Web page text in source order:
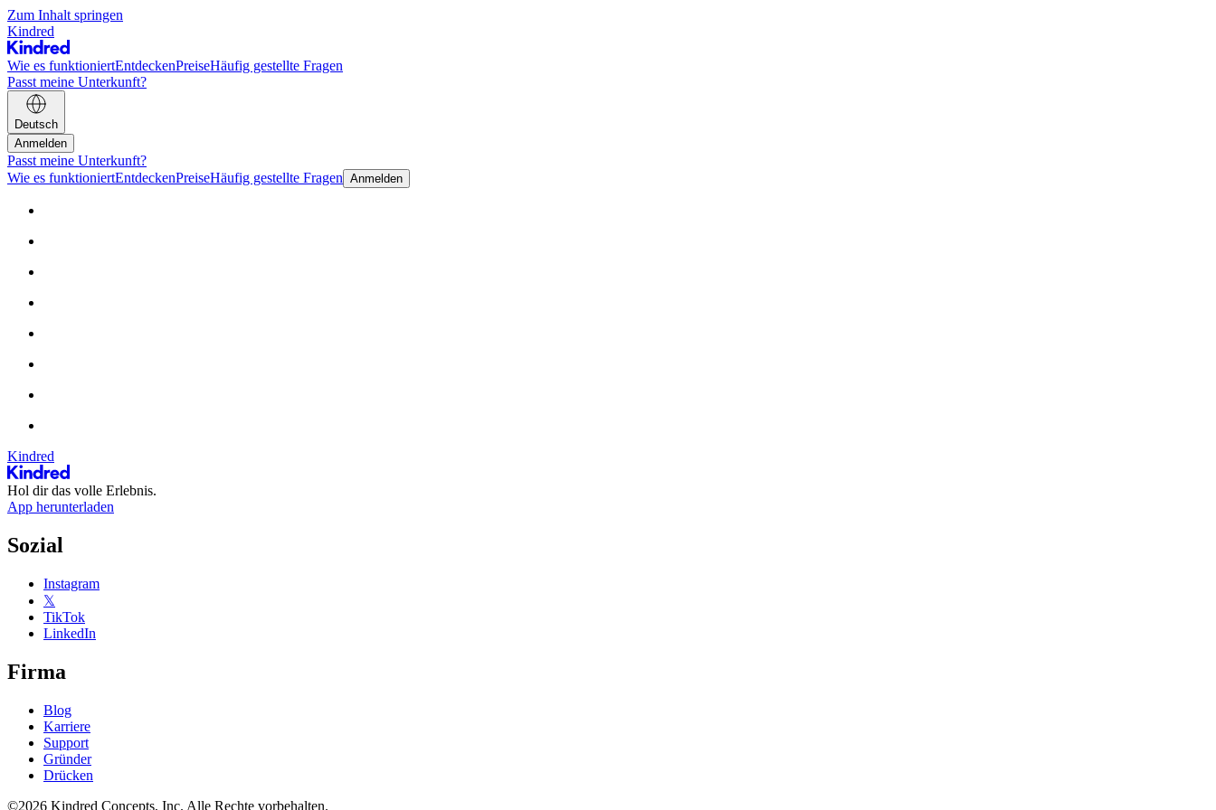
Zum Inhalt springen
Kindred
Wie es funktioniertEntdeckenPreiseHäufig gestellte Fragen
Passt meine Unterkunft?
Deutsch
Anmelden
Passt meine Unterkunft?
Wie es funktioniertEntdeckenPreiseHäufig gestellte Fragen Anmelden
Kindred
Hol dir das volle Erlebnis.
App herunterladen
Sozial
Instagram
𝕏
TikTok
LinkedIn
Firma
Blog
Karriere
Support
Gründer
Drücken
©2026 Kindred Concepts, Inc. Alle Rechte vorbehalten.